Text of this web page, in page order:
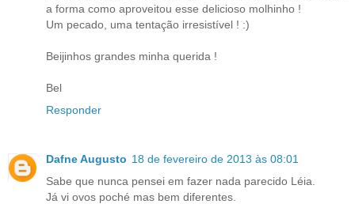
a forma como aproveitou esse delicioso molhinho !
Um pecado, uma tentação irresistível ! :)
Beijinhos grandes minha querida !
Bel
Responder
Dafne Augusto 18 de fevereiro de 2013 às 08:01
Sabe que nunca pensei em fazer nada parecido Léia.
Já vi ovos poché mas bem diferentes.